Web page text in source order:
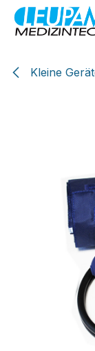
Zum Inhalt
Kleine